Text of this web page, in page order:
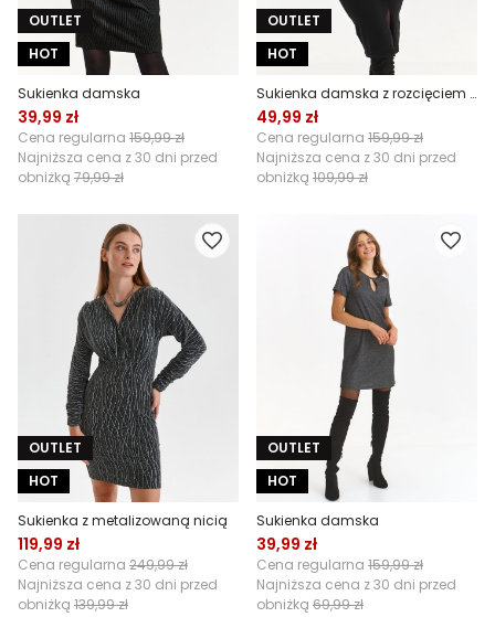
OUTLET
HOT
Sukienka damska
39,99 zł
Cena regularna 159,99 zł
Najniższa cena z 30 dni przed
obniżką 79,99 zł
OUTLET
HOT
Sukienka damska z rozcięciem u dołu
49,99 zł
Cena regularna 159,99 zł
Najniższa cena z 30 dni przed
obniżką 109,99 zł
OUTLET
HOT
Sukienka z metalizowaną nicią
119,99 zł
Cena regularna 249,99 zł
Najniższa cena z 30 dni przed
obniżką 139,99 zł
OUTLET
HOT
Sukienka damska
39,99 zł
Cena regularna 159,99 zł
Najniższa cena z 30 dni przed
obniżką 69,99 zł